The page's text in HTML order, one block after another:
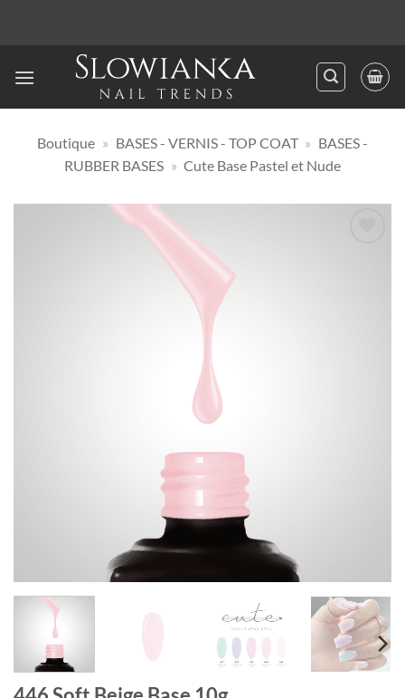
Boutique » BASES - VERNIS - TOP COAT » BASES -
RUBBER BASES » Cute Base Pastel et Nude